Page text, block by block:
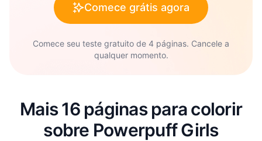
Comece grátis agora
Comece seu teste gratuito de 4 páginas. Cancele a
qualquer momento.
Mais 16 páginas para colorir
sobre Powerpuff Girls